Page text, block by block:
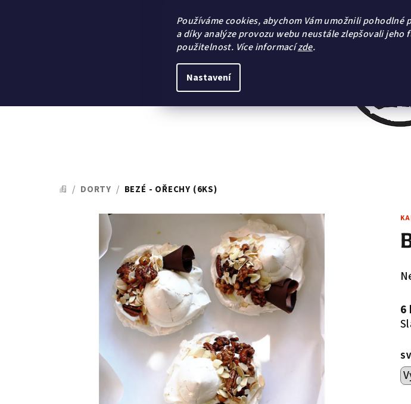
Používáme cookies, abychom Vám umožnili pohodlné
a díky analýze provozu webu neustále zlepšovali jeho
použitelnost. Více informacízde.
Nastavení
DOMŮ
/ DORTY / BEZÉ - OŘECHY (6KS)
je
5
6